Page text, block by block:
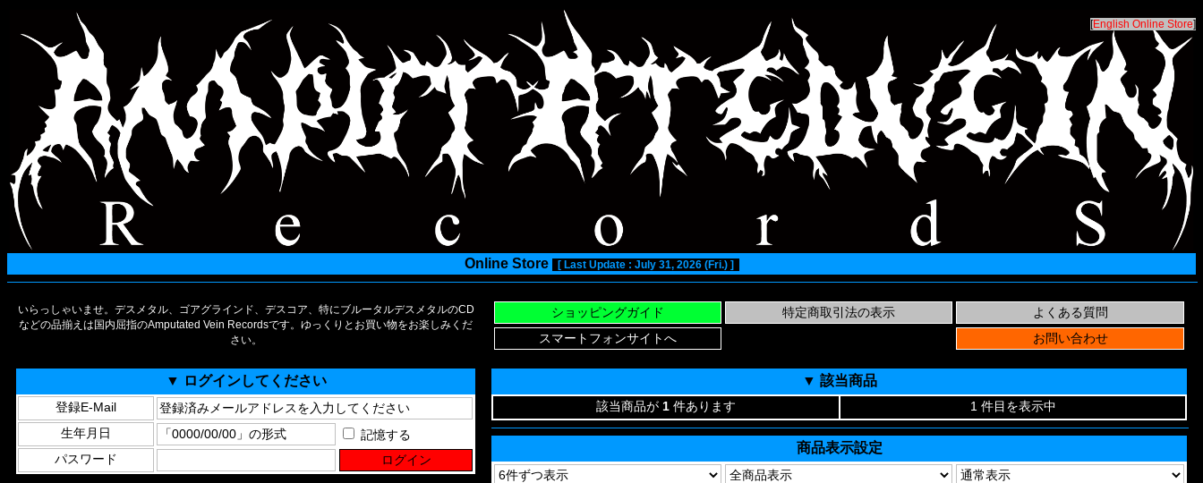
[English Online Store]
Online Store [ Last Update : July 31, 2026 (Fri.) ]
いらっしゃいませ。デスメタル、ゴアグラインド、デスコア、特にブルータルデスメタルのCD
などの品揃えは国内屈指のAmputated Vein Recordsです。ゆっくりとお買い物をお楽しみくだ
さい。
▼ ログインしてください
登録E-Mail
生年月日
記憶する
パスワード
▼ 該当商品
該当商品が 1 件あります 1 件目を表示中
商品表示設定